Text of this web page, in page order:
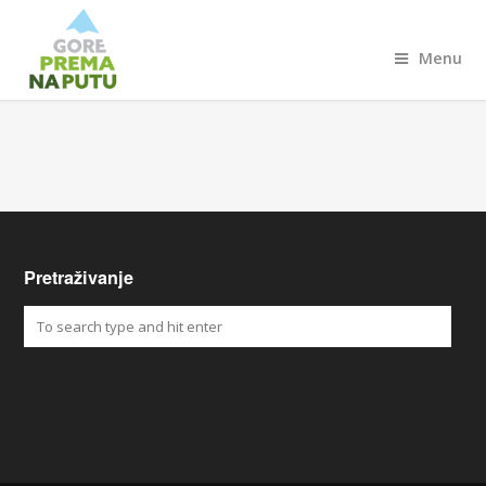
Menu
Pretraživanje